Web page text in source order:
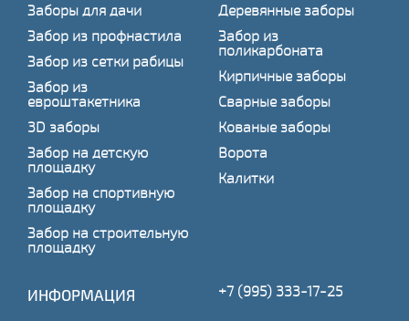
Заборы для дачи
Забор из профнастила
Забор из сетки рабицы
Забор из
евроштакетника
3D заборы
Забор на детскую
площадку
Забор на спортивную
площадку
Забор на строительную
площадку
Деревянные заборы
Забор из
поликарбоната
Кирпичные заборы
Сварные заборы
Кованые заборы
Ворота
Калитки
ИНФОРМАЦИЯ +7 (995) 333-17-25